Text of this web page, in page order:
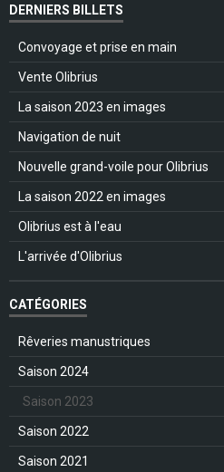
DERNIERS BILLETS
Convoyage et prise en main
Vente Olibrius
La saison 2023 en images
Navigation de nuit
Nouvelle grand-voile pour Olibrius
La saison 2022 en images
Olibrius est à l'eau
L'arrivée d'Olibrius
CATÉGORIES
Rêveries manustriques
Saison 2024
Saison 2023
Saison 2022
Saison 2021